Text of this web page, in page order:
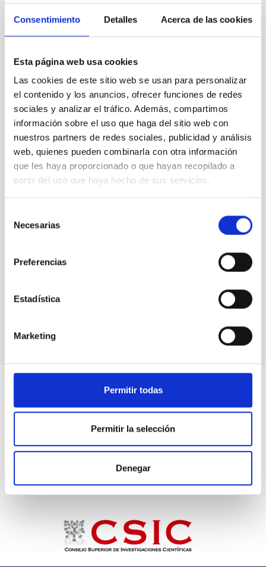
Consentimiento Detalles Acerca de las cookies
Esta página web usa cookies
Las cookies de este sitio web se usan para personalizar
el contenido y los anuncios, ofrecer funciones de redes
sociales y analizar el tráfico. Además, compartimos
información sobre el uso que haga del sitio web con
nuestros partners de redes sociales, publicidad y análisis
web, quienes pueden combinarla con otra información
que les haya proporcionado o que hayan recopilado a
partir del uso que haya hecho de sus servicios.
Necesarias
Preferencias
Estadística
Marketing
Permitir todas
Permitir la selección
Denegar
Brasil
Bulgaria
Corea
Dinamarca
Eslovaquia
Estados Unidos
India
Japón
México
Países Bajos
Polonia
República Checa
Suecia
Suiza
Organizaciones internacionales con telescopios en los
Agencia Espacial Europea
Colaboración FACT